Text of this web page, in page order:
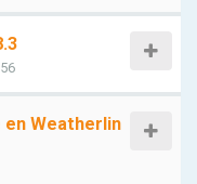
Weatherlin